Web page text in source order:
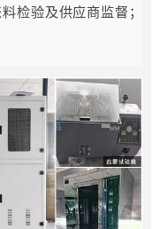
检验及供应商监督；